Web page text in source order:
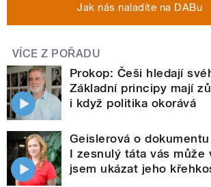
Jak nás naladíte na DABu
VÍCE Z POŘADU
Prokop: Češi hledají
Základní principy mají
i když politika okorává
Geislerová o
I zesnulý táta vás může
jsem ukázat jeho